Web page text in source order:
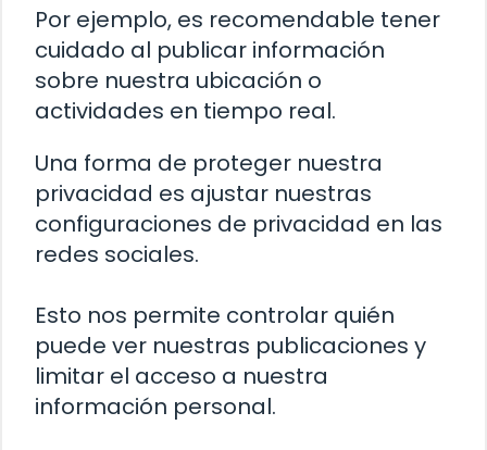
Por ejemplo, es recomendable tener
cuidado al publicar información
sobre nuestra ubicación o
actividades en tiempo real.
Una forma de proteger nuestra
privacidad es ajustar nuestras
configuraciones de privacidad en las
redes sociales.
Esto nos permite controlar quién
puede ver nuestras publicaciones y
limitar el acceso a nuestra
información personal.